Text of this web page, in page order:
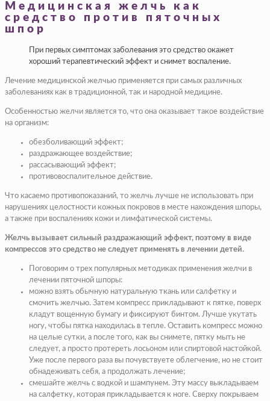
Медицинская желчь как
средство против пяточных
шпор
При первых симптомах заболевания это средство окажет
хороший терапевтический эффект и снимет воспаление.
Лечение медицинской желчью применяется при самых различных
заболеваниях как в традиционной, так и народной медицине.
Особенностью желчи является то, что она оказывает такое воздействие
на организм:
обезболивающий эффект;
раздражающее воздействие;
рассасывающий эффект;
противовоспалительное действие.
Что касаемо противопоказаний, то желчь лучше не использовать при
нарушениях целостности кожных покровов в месте нахождения шпоры,
а также при воспалениях кожи и лимфатической системы.
Желчь вызывает сильный раздражающий эффект, поэтому в виде
компрессов это средство не следует применять в лечении детей.
Поговорим о трех популярных методиках применения желчи в
лечении пяточной шпоры:
можно взять обычную натуральную ткань или салфетку и
смочить желчью. Затем компресс прикладывают к пятке, поверх
кладут вощенную бумагу и фиксируют бинтом. Лучше укутать
ногу, чтобы пятка находилась в тепле. Оставить компресс можно
на целые сутки, а после того, как вы снимете, пятку мыть не
следует, а просто протереть лосьоном или спиртовой настойкой.
Уже после первого раза вы почувствуете облегчение, но не стоит
обнадеживать себя, а продолжать лечение;
смешайте желчь с водкой и шампунем. Эту массу выкладываем
на салфетку, которая прикладывается к ноге. Сверху покрываем